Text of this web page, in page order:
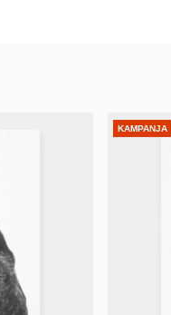
KAMPANJA